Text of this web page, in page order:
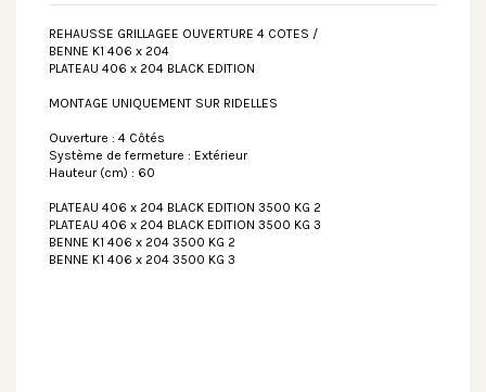
REHAUSSE GRILLAGEE OUVERTURE 4 COTES /
BENNE K1 406 x 204
PLATEAU 406 x 204 BLACK EDITION
MONTAGE UNIQUEMENT SUR RIDELLES
Ouverture : 4 Côtés
Système de fermeture : Extérieur
Hauteur (cm) : 60
PLATEAU 406 x 204 BLACK EDITION 3500 KG 2
PLATEAU 406 x 204 BLACK EDITION 3500 KG 3
BENNE K1 406 x 204 3500 KG 2
BENNE K1 406 x 204 3500 KG 3